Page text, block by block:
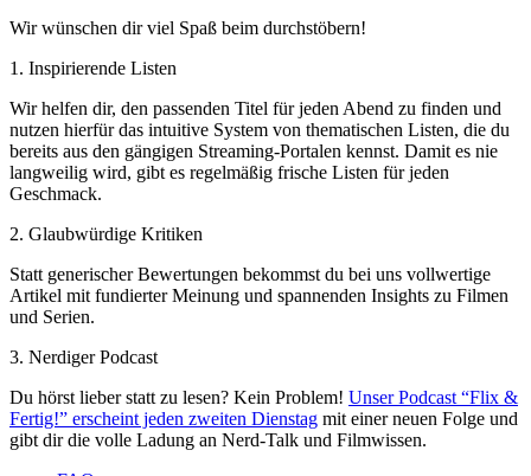
Wir wünschen dir viel Spaß beim durchstöbern!
1. Inspirierende Listen
Wir helfen dir, den passenden Titel für jeden Abend zu finden und
nutzen hierfür das intuitive System von thematischen Listen, die du
bereits aus den gängigen Streaming-Portalen kennst. Damit es nie
langweilig wird, gibt es regelmäßig frische Listen für jeden
Geschmack.
2. Glaubwürdige Kritiken
Statt generischer Bewertungen bekommst du bei uns vollwertige
Artikel mit fundierter Meinung und spannenden Insights zu Filmen
und Serien.
3. Nerdiger Podcast
Du hörst lieber statt zu lesen? Kein Problem! Unser Podcast “Flix &
Fertig!” erscheint jeden zweiten Dienstag mit einer neuen Folge und
gibt dir die volle Ladung an Nerd-Talk und Filmwissen.